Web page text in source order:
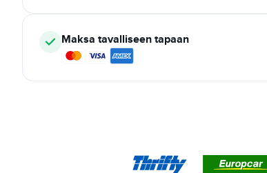
Maksa tavalliseen tapaan